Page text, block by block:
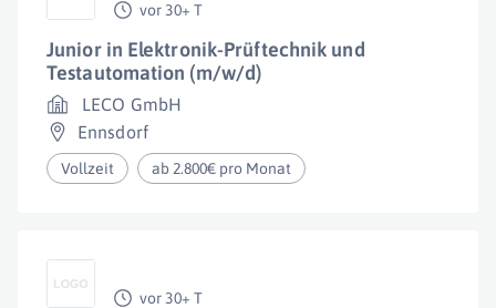
vor 30+ T
Junior in Elektronik-Prüftechnik und
Testautomation (m/w/d)
LECO GmbH
Ennsdorf
Vollzeit ab 2.800€ pro Monat
vor 30+ T